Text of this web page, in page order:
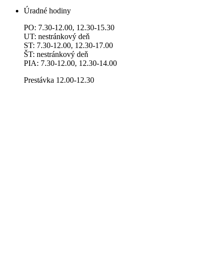
Úradné hodiny
PO: 7.30-12.00, 12.30-15.30
UT: nestránkový deň
ST: 7.30-12.00, 12.30-17.00
ŠT: nestránkový deň
PIA: 7.30-12.00, 12.30-14.00
Prestávka 12.00-12.30